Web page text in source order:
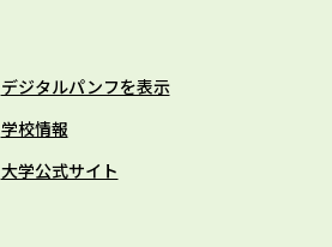
デジタルパンフを表示
学校情報
大学公式サイト